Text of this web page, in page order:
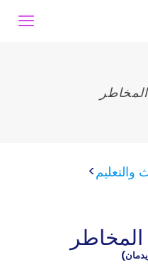
والتعليم>